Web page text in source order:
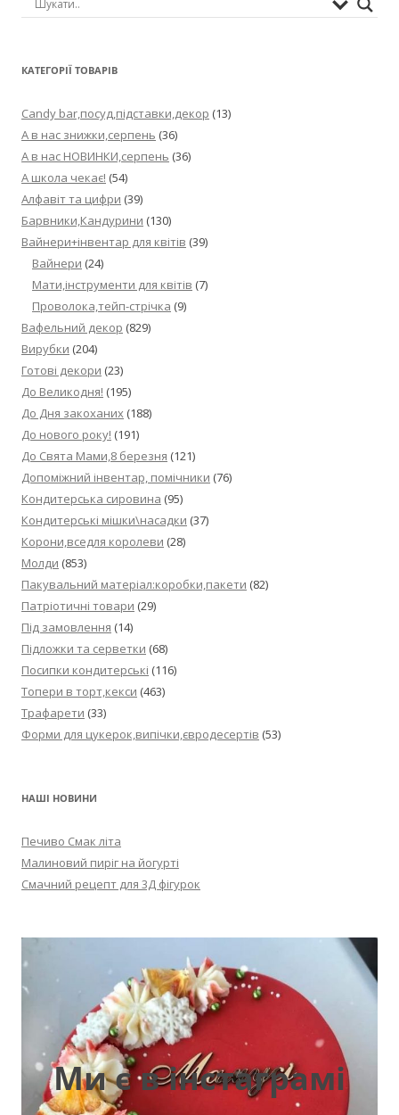
КАТЕГОРІЇ ТОВАРІВ
Candy bar,посуд,підставки,декор (13)
А в нас знижки,серпень (36)
А в нас НОВИНКИ,серпень (36)
А школа чекає! (54)
Алфавіт та цифри (39)
Барвники,Кандурини (130)
Вайнери+інвентар для квітів (39)
Вайнери (24)
Мати,інструменти для квітів (7)
Проволока,тейп-стрічка (9)
Вафельний декор (829)
Вирубки (204)
Готові декори (23)
До Великодня! (195)
До Дня закоханих (188)
До нового року! (191)
До Свята Мами,8 березня (121)
Допоміжний інвентар, помічники (76)
Кондитерська сировина (95)
Кондитерські мішки\насадки (37)
Корони,вседля королеви (28)
Молди (853)
Пакувальний матеріал:коробки,пакети (82)
Патріотичні товари (29)
Під замовлення (14)
Підложки та серветки (68)
Посипки кондитерські (116)
Топери в торт,кекси (463)
Трафарети (33)
Форми для цукерок,випічки,євродесертів (53)
НАШІ НОВИНИ
Печиво Смак літа
Малиновий пиріг на йогурті
Смачний рецепт для 3Д фігурок
Ми є в інстаграмі